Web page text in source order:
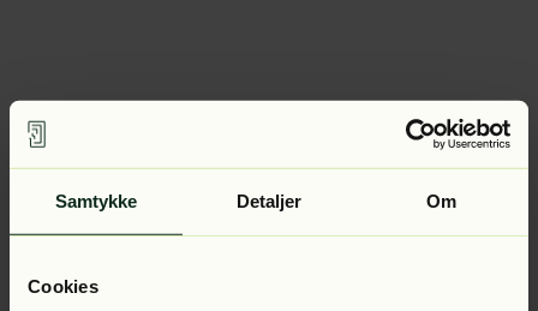
Samtykke Detaljer Om
Cookies